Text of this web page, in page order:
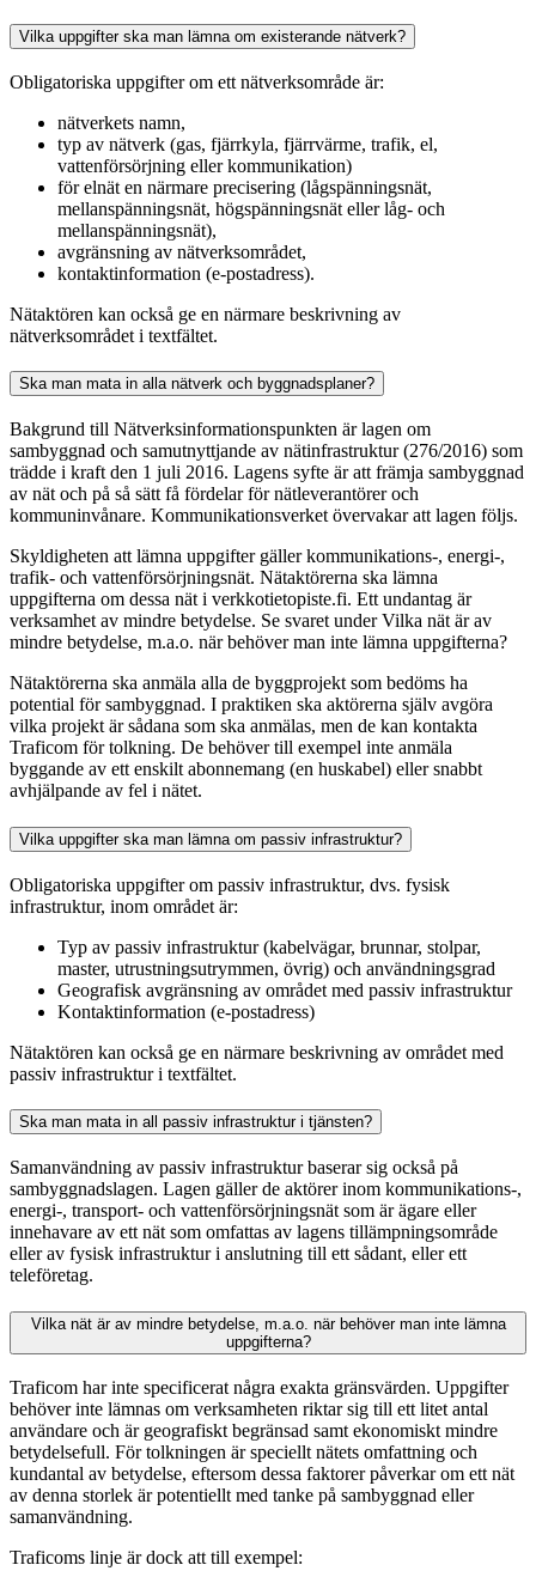
Vilka uppgifter ska man lämna om existerande nätverk?
Obligatoriska uppgifter om ett nätverksområde är:
nätverkets namn,
typ av nätverk (gas, fjärrkyla, fjärrvärme, trafik, el,
vattenförsörjning eller kommunikation)
för elnät en närmare precisering (lågspänningsnät,
mellanspänningsnät, högspänningsnät eller låg- och
mellanspänningsnät),
avgränsning av nätverksområdet,
kontaktinformation (e-postadress).
Nätaktören kan också ge en närmare beskrivning av
nätverksområdet i textfältet.
Ska man mata in alla nätverk och byggnadsplaner?
Bakgrund till Nätverksinformationspunkten är lagen om
sambyggnad och samutnyttjande av nätinfrastruktur (276/2016) som
trädde i kraft den 1 juli 2016. Lagens syfte är att främja sambyggnad
av nät och på så sätt få fördelar för nätleverantörer och
kommuninvånare. Kommunikationsverket övervakar att lagen följs.
Skyldigheten att lämna uppgifter gäller kommunikations-, energi-,
trafik- och vattenförsörjningsnät. Nätaktörerna ska lämna
uppgifterna om dessa nät i verkkotietopiste.fi. Ett undantag är
verksamhet av mindre betydelse. Se svaret under Vilka nät är av
mindre betydelse, m.a.o. när behöver man inte lämna uppgifterna?
Nätaktörerna ska anmäla alla de byggprojekt som bedöms ha
potential för sambyggnad. I praktiken ska aktörerna själv avgöra
vilka projekt är sådana som ska anmälas, men de kan kontakta
Traficom för tolkning. De behöver till exempel inte anmäla
byggande av ett enskilt abonnemang (en huskabel) eller snabbt
avhjälpande av fel i nätet.
Vilka uppgifter ska man lämna om passiv infrastruktur?
Obligatoriska uppgifter om passiv infrastruktur, dvs. fysisk
infrastruktur, inom området är:
Typ av passiv infrastruktur (kabelvägar, brunnar, stolpar,
master, utrustningsutrymmen, övrig) och användningsgrad
Geografisk avgränsning av området med passiv infrastruktur
Kontaktinformation (e-postadress)
Nätaktören kan också ge en närmare beskrivning av området med
passiv infrastruktur i textfältet.
Ska man mata in all passiv infrastruktur i tjänsten?
Samanvändning av passiv infrastruktur baserar sig också på
sambyggnadslagen. Lagen gäller de aktörer inom kommunikations-,
energi-, transport- och vattenförsörjningsnät som är ägare eller
innehavare av ett nät som omfattas av lagens tillämpningsområde
eller av fysisk infrastruktur i anslutning till ett sådant, eller ett
teleföretag.
Vilka nät är av mindre betydelse, m.a.o. när behöver man inte lämna
uppgifterna?
Traficom har inte specificerat några exakta gränsvärden. Uppgifter
behöver inte lämnas om verksamheten riktar sig till ett litet antal
användare och är geografiskt begränsad samt ekonomiskt mindre
betydelsefull. För tolkningen är speciellt nätets omfattning och
kundantal av betydelse, eftersom dessa faktorer påverkar om ett nät
av denna storlek är potentiellt med tanke på sambyggnad eller
samanvändning.
Traficoms linje är dock att till exempel: